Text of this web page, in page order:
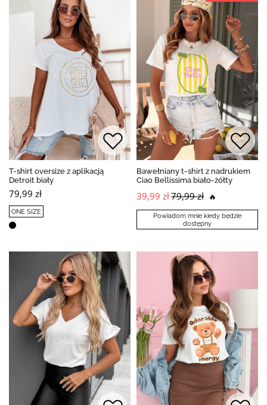
T-shirt oversize z aplikacją
Detroit biały
79,99 zł
ONE SIZE
Bawełniany t-shirt z nadrukiem
Ciao Bellissima biało-żółty
39,99 zł79,99 zł 🔥
Powiadom mnie kiedy będzie
dostępny